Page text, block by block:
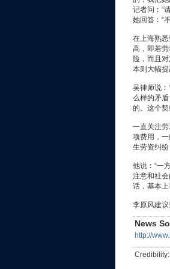
记者问︰“
她回答︰“
在上海熟
高，即若
险，而且
本则大幅
吴律师说
么样的矛
的。这个
一直关注
项费用，
生劳资纠纷
他说︰“一
注意和社
话，基本
李原风建
News
http://
Credibility: